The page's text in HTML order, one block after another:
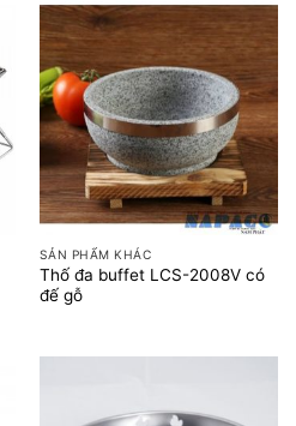
SẢN PHẨM KHÁC
Thố đa buffet LCS-2008V có
đế gỗ